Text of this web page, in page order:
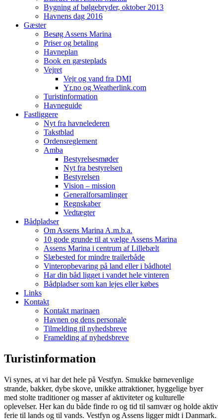
Bygning af bølgebryder, oktober 2013
Havnens dag 2016
Gæster
Besøg Assens Marina
Priser og betaling
Havneplan
Book en gæsteplads
Vejret
Vejr og vand fra DMI
Yr.no og Weatherlink.com
Turistinformation
Havneguide
Fastliggere
Nyt fra havnelederen
Takstblad
Ordensreglement
Amba
Bestyrelsesmøder
Nyt fra bestyrelsen
Bestyrelsen
Vision – mission
Generalforsamlinger
Regnskaber
Vedtægter
Bådpladser
Om Assens Marina A.m.b.a.
10 gode grunde til at vælge Assens Marina
Assens Marina i centrum af Lillebælt
Slæbested for mindre trailerbåde
Vinteropbevaring på land eller i bådhotel
Har din båd ligget i vandet hele vinteren
Bådpladser som kan lejes eller købes
Links
Kontakt
Kontakt marinaen
Havnen og dens personale
Tilmelding til nyhedsbreve
Framelding af nyhedsbreve
Turistinformation
Vi synes, at vi har det hele på Vestfyn. Smukke børnevenlige
strande, bakker, dybe skove, unikke attraktioner, hyggelige byer
med stolte traditioner og masser af aktiviteter og kulturelle
oplevelser. Her kan du både finde ro og tid til samvær og holde aktiv
ferie til lands og til vands. Vestfyn og Assens ligger midt i Danmark.